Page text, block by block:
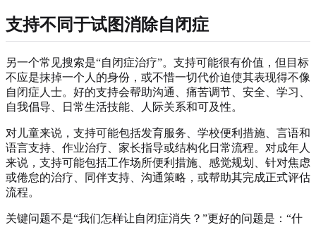
支持不同于试图消除自闭症
另一个常见搜索是“自闭症治疗”。支持可能很有价值，但目标
不应是抹掉一个人的身份，或不惜一切代价迫使其表现得不像
自闭症人士。好的支持会帮助沟通、痛苦调节、安全、学习、
自我倡导、日常生活技能、人际关系和可及性。
对儿童来说，支持可能包括发育服务、学校便利措施、言语和
语言支持、作业治疗、家长指导或结构化日常流程。对成年人
来说，支持可能包括工作场所便利措施、感觉规划、针对焦虑
或倦怠的治疗、同伴支持、沟通策略，或帮助其完成正式评估
流程。
关键问题不是“我们怎样让自闭症消失？”更好的问题是：“什